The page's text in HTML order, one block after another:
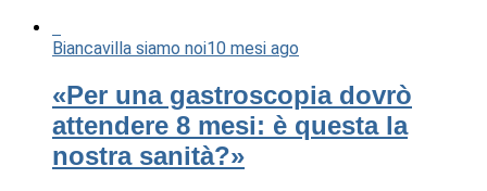
Biancavilla siamo noi10 mesi ago
«Per una gastroscopia dovrò
attendere 8 mesi: è questa la
nostra sanità?»